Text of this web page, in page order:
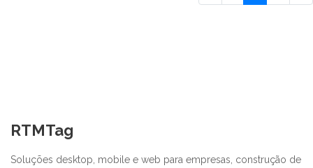
RTMTag
Soluções desktop, mobile e web para empresas, construção de